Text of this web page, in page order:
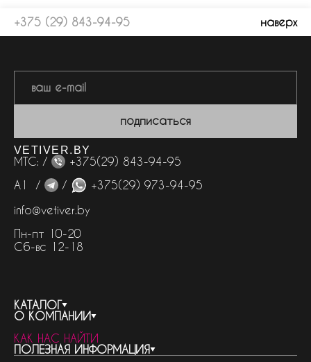
+375 (29) 843-94-95 наверх
подписаться
VETIVER.BY
МТС: /
+375(29) 843-94-95
А1 /
/
+375(29) 973-94-95
info@vetiver.by
Пн-пт 10-20
Сб-вс 12-18
КАТАЛОГ
весь каталог
бренды
женская парфюмерия
О КОМПАНИИ
контакты
о компании
КАК НАС НАЙТИ
ПОЛЕЗНАЯ ИНФОРМАЦИЯ